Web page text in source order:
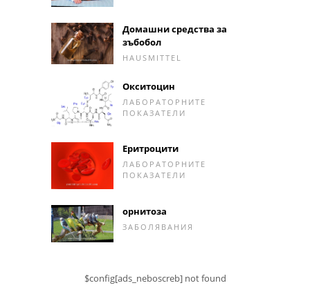
Домашни средства за
зъбобол
HAUSMITTEL
Окситоцин
ЛАБОРАТОРНИТЕ
ПОКАЗАТЕЛИ
Еритроцити
ЛАБОРАТОРНИТЕ
ПОКАЗАТЕЛИ
орнитоза
ЗАБОЛЯВАНИЯ
$config[ads_neboscreb] not found